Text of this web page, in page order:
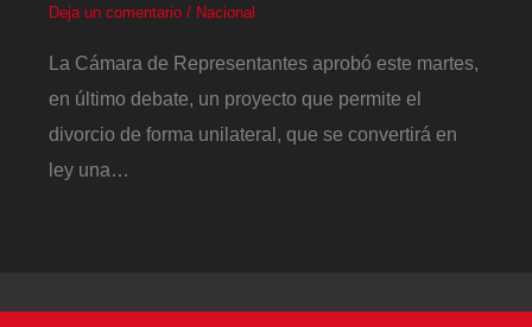
Deja un comentario / Nacional
La Cámara de Representantes aprobó este martes,
en último debate, un proyecto que permite el
divorcio de forma unilateral, que se convertirá en
ley una…